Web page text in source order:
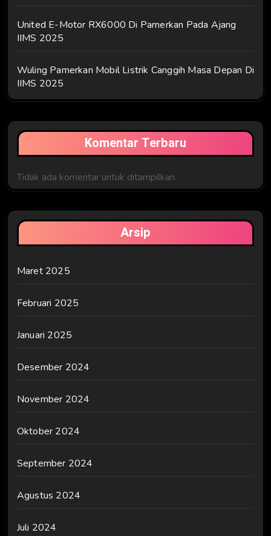
United E-Motor RX6000 Di Pamerkan Pada Ajang
IIMS 2025
Wuling Pamerkan Mobil Listrik Canggih Masa Depan Di
IIMS 2025
Komentar Terbaru
Tidak ada komentar untuk ditampilkan.
Arsip
Maret 2025
Februari 2025
Januari 2025
Desember 2024
November 2024
Oktober 2024
September 2024
Agustus 2024
Juli 2024